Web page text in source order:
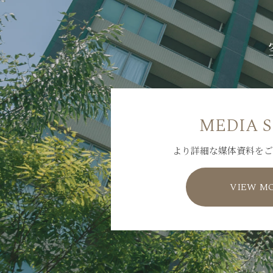
MEDIA
より詳細な媒体資料を
VIEW